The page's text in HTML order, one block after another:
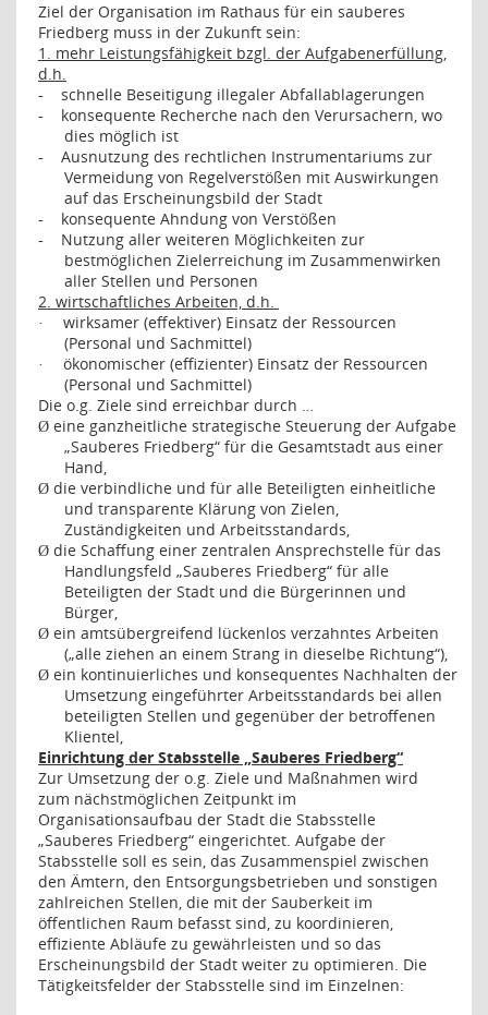
Ziel der Organisation im Rathaus für ein sauberes
Friedberg muss in der Zukunft sein:
1. mehr Leistungsfähigkeit bzgl. der Aufgabenerfüllung,
d.h.
- schnelle Beseitigung illegaler Abfallablagerungen
-
konsequente Recherche nach den Verursachern, wo
dies möglich ist
-
Ausnutzung des rechtlichen Instrumentariums zur
Vermeidung von Regelverstößen mit Auswirkungen
auf das Erscheinungsbild der Stadt
- konsequente Ahndung von Verstößen
-
Nutzung aller weiteren Möglichkeiten zur
bestmöglichen Zielerreichung im Zusammenwirken
aller Stellen und Personen
2. wirtschaftliches Arbeiten, d.h.
·
wirksamer (effektiver) Einsatz der Ressourcen
(Personal und Sachmittel)
·
ökonomischer (effizienter) Einsatz der Ressourcen
(Personal und Sachmittel)
Die o.g. Ziele sind erreichbar durch …
Ø eine ganzheitliche strategische Steuerung der Aufgabe
„Sauberes Friedberg“ für die Gesamtstadt aus einer
Hand,
Ø die verbindliche und für alle Beteiligten einheitliche
und transparente Klärung von Zielen,
Zuständigkeiten und Arbeitsstandards,
Ø die Schaffung einer zentralen Ansprechstelle für das
Handlungsfeld „Sauberes Friedberg“ für alle
Beteiligten der Stadt und die Bürgerinnen und
Bürger,
Ø ein amtsübergreifend lückenlos verzahntes Arbeiten
(„alle ziehen an einem Strang in dieselbe Richtung“),
Ø ein kontinuierliches und konsequentes Nachhalten der
Umsetzung eingeführter Arbeitsstandards bei allen
beteiligten Stellen und gegenüber der betroffenen
Klientel,
Einrichtung der Stabsstelle „Sauberes Friedberg“
Zur Umsetzung der o.g. Ziele und Maßnahmen wird
zum nächstmöglichen Zeitpunkt im
Organisationsaufbau der Stadt die Stabsstelle
„Sauberes Friedberg“ eingerichtet. Aufgabe der
Stabsstelle soll es sein, das Zusammenspiel zwischen
den Ämtern, den Entsorgungsbetrieben und sonstigen
zahlreichen Stellen, die mit der Sauberkeit im
öffentlichen Raum befasst sind, zu koordinieren,
effiziente Abläufe zu gewährleisten und so das
Erscheinungsbild der Stadt weiter zu optimieren. Die
Tätigkeitsfelder der Stabsstelle sind im Einzelnen: